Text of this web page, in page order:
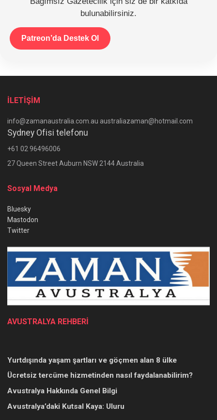
bulunabilirsiniz.
Patreon’da Destek Ol
İLETİŞİM
info@zamanaustralia.com.au australiazaman@hotmail.com
Sydney Ofisi telefonu
+61 02 96496006
27 Queen Street Auburn NSW 2144 Australia
Sosyal Medya
Bluesky
Mastodon
Twitter
AVUSTRALYA REHBERİ
Yurtdışında yaşam şartları ve göçmen alan 8 ülke
Ücretsiz tercüme hizmetinden nasıl faydalanabilirim?
Avustralya Hakkında Genel Bilgi
Avustralya’daki Kutsal Kaya: Uluru